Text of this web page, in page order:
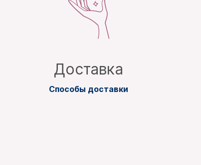
Доставка
Способы доставки